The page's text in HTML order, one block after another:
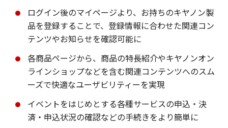
ログイン後のマイページより、お持ちのキヤノン製
品を登録することで、登録情報に合わせた関連コン
テンツやお知らせを確認可能に
各商品ページから、商品の特長紹介やキヤノンオン
ラインショップなどを含む関連コンテンツへのスム
ーズで快適なユーザビリティーを実現
イベントをはじめとする各種サービスの申込・決
済・申込状況の確認などの手続きをより簡単に